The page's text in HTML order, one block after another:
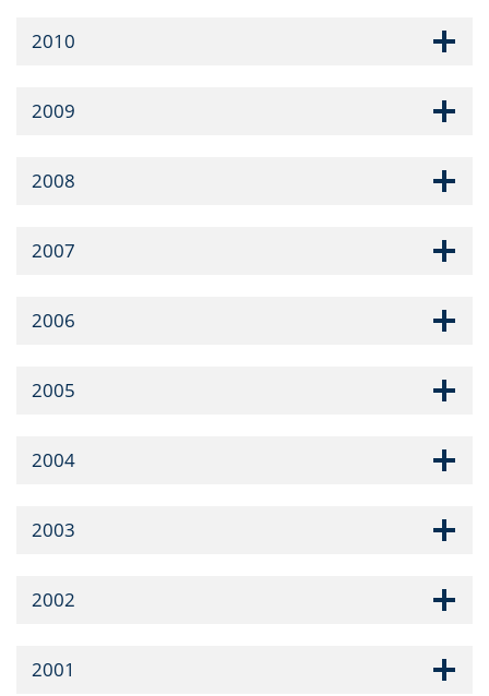
2010
2009
2008
2007
2006
2005
2004
2003
2002
2001